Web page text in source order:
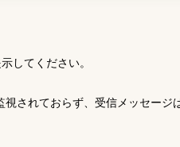
してください。
されておらず、受信メッセージ